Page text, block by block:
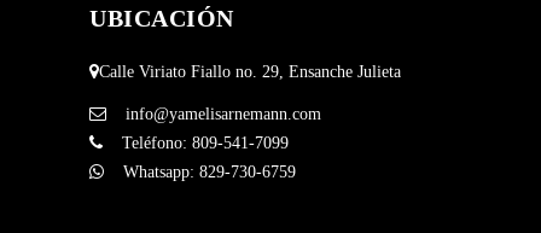
UBICACIÓN
Calle Viriato Fiallo no. 29, Ensanche Julieta
info@yamelisarnemann.com
Teléfono: 809-541-7099
Whatsapp: 829-730-6759